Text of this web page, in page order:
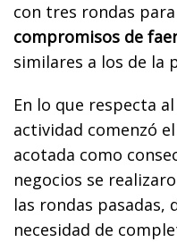
con tres rondas para
compromisos de
similares a los de la
En lo que respecta
actividad comenzó
acotada como
negocios se
las rondas pasadas,
necesidad de